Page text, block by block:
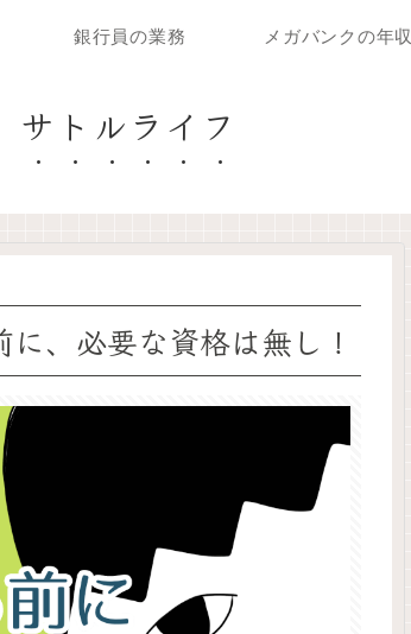
サトルライフ
銀行員の業務 メガバンクの年収
、必要な資格は無し！